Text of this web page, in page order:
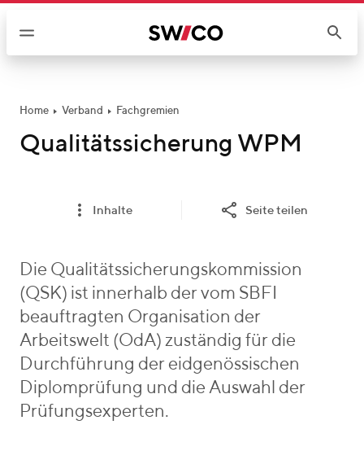
Home Verband Fachgremien
Qualitätssicherung WPM
Inhalte Seite teilen
Die Qualitätssicherungskommission
(QSK) ist innerhalb der vom SBFI
beauftragten Organisation der
Arbeitswelt (OdA) zuständig für die
Durchführung der eidgenössischen
Diplomprüfung und die Auswahl der
Prüfungsexperten.